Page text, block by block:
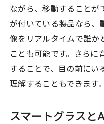
ながら、移動することが
が付いている製品なら、
像をリアルタイムで誰か
ことも可能です。さらに
することで、目の前にい
理解することもできます。
スマートグラスと